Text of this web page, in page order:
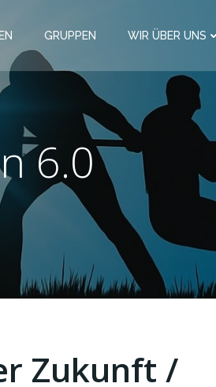
GRUPPEN WIR ÜBER UNS
6.0
Zukunft /